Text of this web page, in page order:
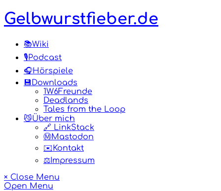
Skip
to
Gelbwurstfieber.de
📚Wiki
🎙️Podcast
🎧Hörspiele
💾Downloads
1W6Freunde
Deadlands
Tales from the Loop
😼Über mich
🔗 LinkStack
Ⓜ️Mastodon
✉️Kontakt
⚖️Impressum
× Close Menu
Open Menu